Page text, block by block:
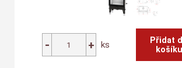
ks